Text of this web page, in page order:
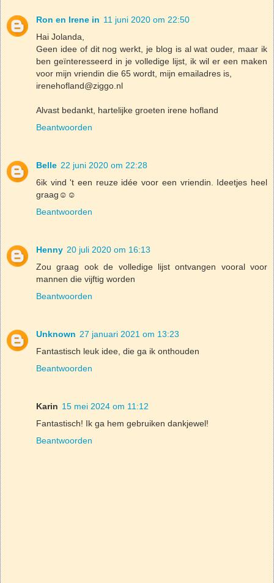
Ron en Irene in 11 juni 2020 om 22:50
Hai Jolanda,
Geen idee of dit nog werkt, je blog is al wat ouder, maar ik
ben geïnteresseerd in je volledige lijst, ik wil er een maken
voor mijn vriendin die 65 wordt, mijn emailadres is,
irenehofland@ziggo.nl
Alvast bedankt, hartelijke groeten irene hofland
Beantwoorden
Belle 22 juni 2020 om 22:28
6ik vind 't een reuze idée voor een vriendin. Ideetjes heel
graag☺️☺️
Beantwoorden
Henny 20 juli 2020 om 16:13
Zou graag ook de volledige lijst ontvangen vooral voor
mannen die vijftig worden
Beantwoorden
Unknown 27 januari 2021 om 13:23
Fantastisch leuk idee, die ga ik onthouden
Beantwoorden
Karin 15 mei 2024 om 11:12
Fantastisch! Ik ga hem gebruiken dankjewel!
Beantwoorden